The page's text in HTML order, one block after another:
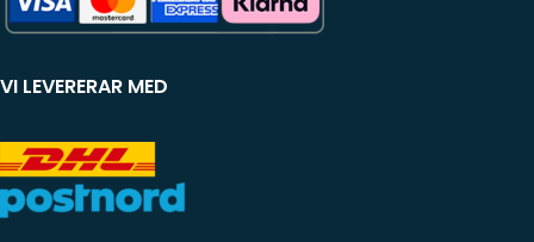
VI LEVERERAR MED